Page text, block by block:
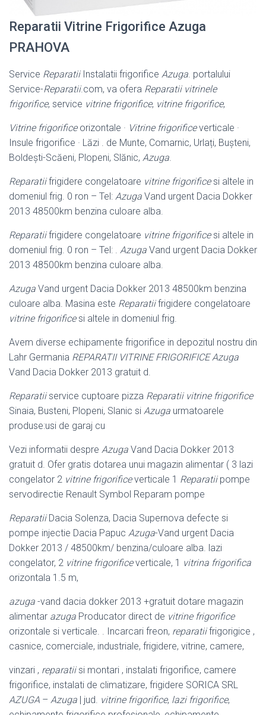
Reparatii Vitrine Frigorifice Azuga
PRAHOVA
Service ReparatiiInstalatii frigorifice Azuga . portalului
Service-Reparatii.com, va ofera Reparatii vitrinele
frigorifice, service vitrine frigorifice, vitrine frigorifice,
Vitrine frigorificeorizontale · Vitrine frigorificeverticale ·
Insule frigorifice · Lăzi . de Munte, Comarnic, Urlați, Bușteni,
Boldești-Scăeni, Plopeni, Slănic, Azuga
Reparatiifrigidere congelatoare vitrine frigorificesi altele in
domeniul frig. 0 ron – Tel: Azuga Vand urgent Dacia Dokker
2013 48500km benzina culoare alba.
Reparatiifrigidere congelatoare vitrine frigorificesi altele in
domeniul frig. 0 ron – Tel: . Azuga Vand urgent Dacia Dokker
2013 48500km benzina culoare alba.
Azuga Vand urgent Dacia Dokker 2013 48500km benzina
culoare alba. Masina este Reparatiifrigidere congelatoare
vitrine frigorificesi altele in domeniul frig.
Avem diverse echipamente frigorifice in depozitul nostru din
Lahr Germania REPARATII VITRINE FRIGORIFICE Azuga
Vand Dacia Dokker 2013 gratuit d.
Reparatiiservice cuptoare pizza Reparatii vitrine frigorifice
Sinaia, Busteni, Plopeni, Slanic si Azuga urmatoarele
produse:usi de garaj cu
Vezi informatii despre Azuga Vand Dacia Dokker 2013
gratuit d. Ofer gratis dotarea unui magazin alimentar ( 3 lazi
congelator 2 vitrine frigorificeverticale 1 Reparatiipompe
servodirectie Renault Symbol Reparam pompe
ReparatiiDacia Solenza, Dacia Supernova defecte si
pompe injectie Dacia Papuc Azuga-Vand urgent Dacia
Dokker 2013 / 48500km/ benzina/culoare alba. lazi
congelator, 2 vitrine frigorificeverticale, 1 vitrina frigorifica
orizontala 1.5 m,
azuga -vand dacia dokker 2013 +gratuit dotare magazin
alimentar azuga Producator direct de vitrine frigorifice
orizontale si verticale. . Incarcari freon, reparatiifrigorigice ,
casnice, comerciale, industriale, frigidere, vitrine, camere,
vinzari , reparatiisi montari , instalati frigorifice, camere
frigorifice, instalati de climatizare, frigidere SORICA SRL
AZUGA – Azuga | jud. vitrine frigorifice, lazi frigorifice,